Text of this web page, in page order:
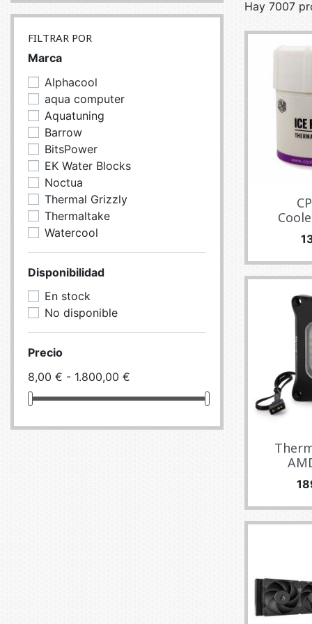
FILTRAR POR
Marca
Alphacool
aqua computer
Aquatuning
Barrow
BitsPower
EK Water Blocks
Noctua
Thermal Grizzly
Thermaltake
Watercool
Disponibilidad
En stock
No disponible
Precio
8,00 € - 1.800,00 €
Hay 7007